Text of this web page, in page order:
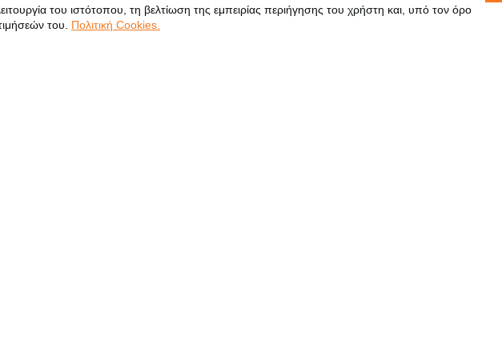
του ιστότοπου, τη βελτίωση της εμπειρίας περιήγησης του χρήστη και, υπό τον όρο
του.
Πολιτική Cookies.